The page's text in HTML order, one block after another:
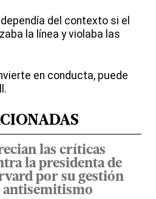
del contexto si el
la línea y violaba las
en conducta, puede
las críticas
la presidenta de
por su gestión
antisemitismo